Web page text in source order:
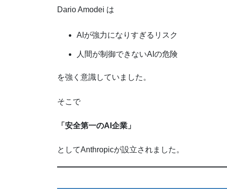
Dario Amodei は
AIが強力になりすぎるリスク
人間が制御できないAIの危険
を強く意識していました。
そこで
「安全第一のAI企業」
としてAnthropicが設立されました。